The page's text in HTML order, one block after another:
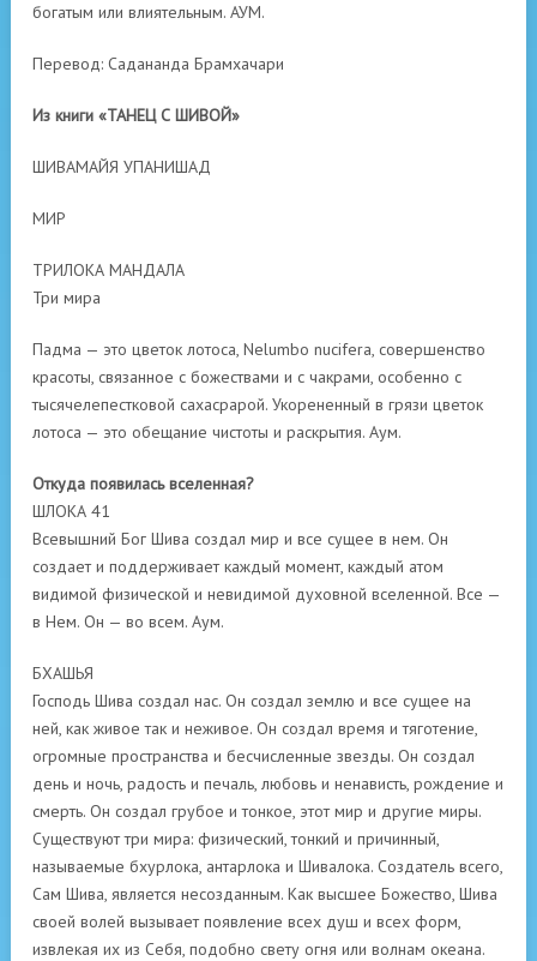
богатым или влиятельным. АУМ.
Перевод: Садананда Брамхачари
Из книги «ТАНЕЦ С ШИВОЙ»
ШИВАМАЙЯ УПАНИШАД
МИР
ТРИЛОКА МАНДАЛА
Три мира
Падма — это цветок лотоса, Nelumbo nucifera, совершенство
красоты, связанное с божествами и с чакрами, особенно с
тысячелепестковой сахасрарой. Укорененный в грязи цветок
лотоса — это обещание чистоты и раскрытия. Аум.
Откуда появилась вселенная?
ШЛОКА 41
Всевышний Бог Шива создал мир и все сущее в нем. Он
создает и поддерживает каждый момент, каждый атом
видимой физической и невидимой духовной вселенной. Все —
в Нем. Он — во всем. Аум.
БХАШЬЯ
Господь Шива создал нас. Он создал землю и все сущее на
ней, как живое так и неживое. Он создал время и тяготение,
огромные пространства и бесчисленные звезды. Он создал
день и ночь, радость и печаль, любовь и ненависть, рождение и
смерть. Он создал грубое и тонкое, этот мир и другие миры.
Существуют три мира: физический, тонкий и причинный,
называемые бхурлока, антарлока и Шивалока. Создатель всего,
Сам Шива, является несозданным. Как высшее Божество, Шива
своей волей вызывает появление всех душ и всех форм,
извлекая их из Себя, подобно свету огня или волнам океана.